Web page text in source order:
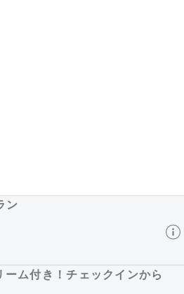
ン
ーム付き！チェックインから